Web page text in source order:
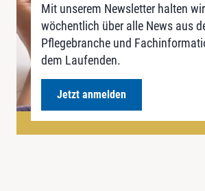
Mit unserem Newsletter halten
wöchentlich über alle News aus
Pflegebranche und
dem Laufenden.
Jetzt anmelden